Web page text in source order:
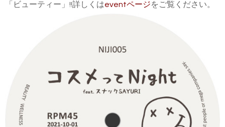
「ビューティー」!!詳しくはeventページをご覧ください。